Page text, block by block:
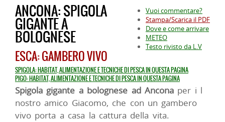
Vuoi commentare?
Stampa/Scarica il PDF
Dove e come arrivare
METEO
Testo rivisto da L.V
ANCONA: SPIGOLA
GIGANTE A
BOLOGNESE
ESCA: GAMBERO VIVO
SPIGOLA: HABITAT, ALIMENTAZIONE E TECNICHE DI PESCA IN QUESTA PAGINA
PIGO: HABITAT, ALIMENTAZIONE E TECNICHE DI PESCA IN QUESTA PAGINA
Spigola gigante a bolognese ad Ancona per i l
nostro amico Giacomo, che con un gambero
vivo porta a casa la cattura della vita.